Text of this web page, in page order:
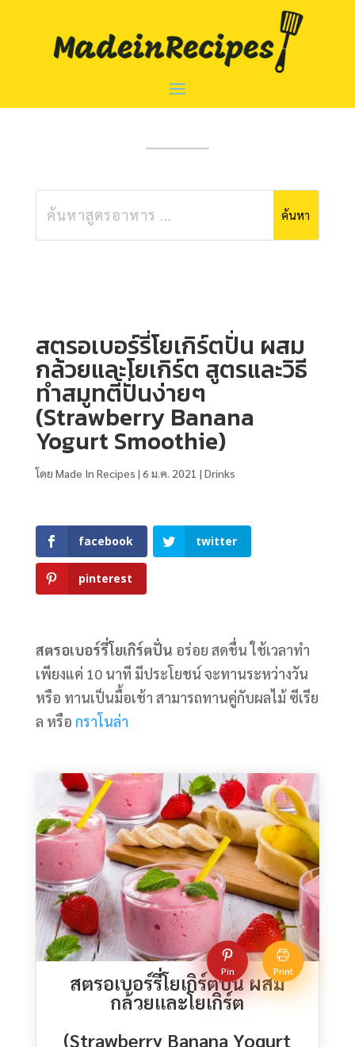
สตรอเบอร์รี่โยเกิร์ตปั่น ผสม
กล้วยและโยเกิร์ต สูตรและวิธี
ทำสมูทตี้ปั่นง่ายๆ
(Strawberry Banana
Yogurt Smoothie)
โดย Made In Recipes | 6 ม.ค. 2021 | Drinks
facebook twitter
pinterest
สตรอเบอร์รี่โยเกิร์ตปั่น อร่อย สดชื่น ใช้เวลาทำ
เพียงแค่ 10 นาที มีประโยชน์ จะทานระหว่างวัน
หรือ ทานเป็นมื้อเช้า สามารถทานคู่กับผลไม้ ซีเรีย
ล หรือ กราโนล่า
Pin Print
สตรอเบอร์รี่โยเกิร์ตปั่น ผสม
กล้วยและโยเกิร์ต
(Strawberry Banana Yogurt